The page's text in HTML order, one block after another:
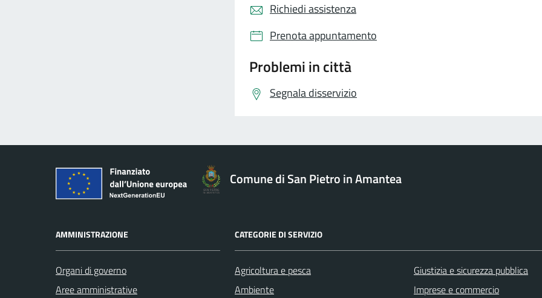
Richiedi assistenza
Prenota appuntamento
Problemi in città
Segnala disservizio
Comune di San Pietro in Amantea
AMMINISTRAZIONE
Organi di governo
Aree amministrative
CATEGORIE DI SERVIZIO
Agricoltura e pesca
Ambiente
Giustizia e sicurezza pubblica
Imprese e commercio